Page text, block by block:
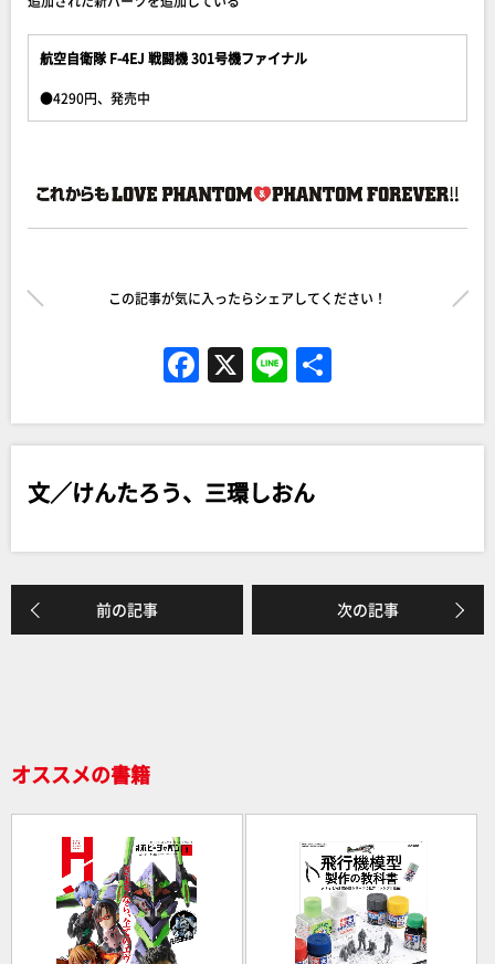
航空自衛隊 F-4EJ 戦闘機 301号機ファイナル
●4290円、発売中
この記事が気に入ったらシェアしてください！
F
a
c
e
b
o
o
X Li
n
e
文／けんたろう、三環しおん
前の記事 次の記事
オススメの書籍